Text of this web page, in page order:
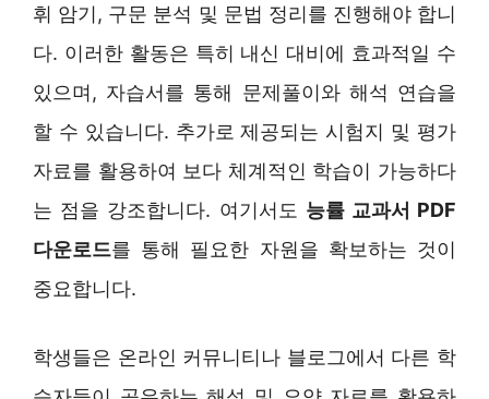
휘 암기, 구문 분석 및 문법 정리를 진행해야 합니
다. 이러한 활동은 특히 내신 대비에 효과적일 수
있으며, 자습서를 통해 문제풀이와 해석 연습을
할 수 있습니다. 추가로 제공되는 시험지 및 평가
자료를 활용하여 보다 체계적인 학습이 가능하다
는 점을 강조합니다. 여기서도 능률 교과서 PDF
다운로드를 통해 필요한 자원을 확보하는 것이
중요합니다.
학생들은 온라인 커뮤니티나 블로그에서 다른 학